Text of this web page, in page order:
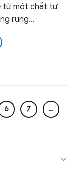
từ một chất tự
rụng…
6 7
…